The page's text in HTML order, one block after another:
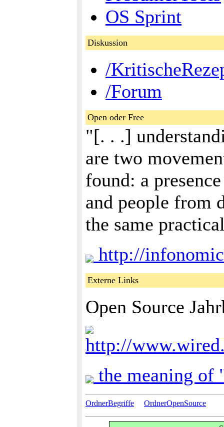
OS Sprint
Diskussion
/
/Forum
Open oder Free
"[. . .]
are two
found: a
and people from
the same
http://
Externe Links
Open Source
http://
the meaning of
OrdnerBegriffe OrdnerOpenSource